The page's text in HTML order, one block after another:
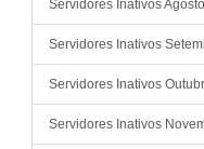
Servidores Inativos
Servidores Inativos
Servidores Inativos
Servidores Inativos